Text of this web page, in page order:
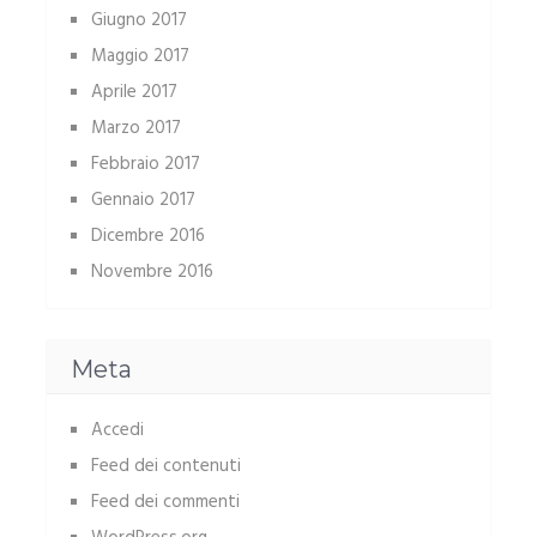
Giugno 2017
Maggio 2017
Aprile 2017
Marzo 2017
Febbraio 2017
Gennaio 2017
Dicembre 2016
Novembre 2016
Meta
Accedi
Feed dei contenuti
Feed dei commenti